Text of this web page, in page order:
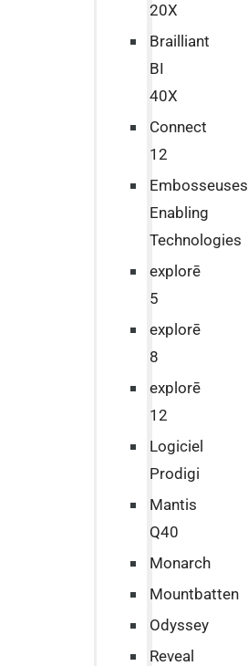
20X
Brailliant
BI
40X
Connect
12
Embosseuses
Enabling
Technologies
explorē
5
explorē
8
explorē
12
Logiciel
Prodigi
Mantis
Q40
Monarch
Mountbatten
Odyssey
Reveal